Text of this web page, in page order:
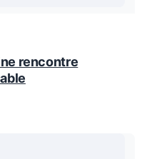
rencontre